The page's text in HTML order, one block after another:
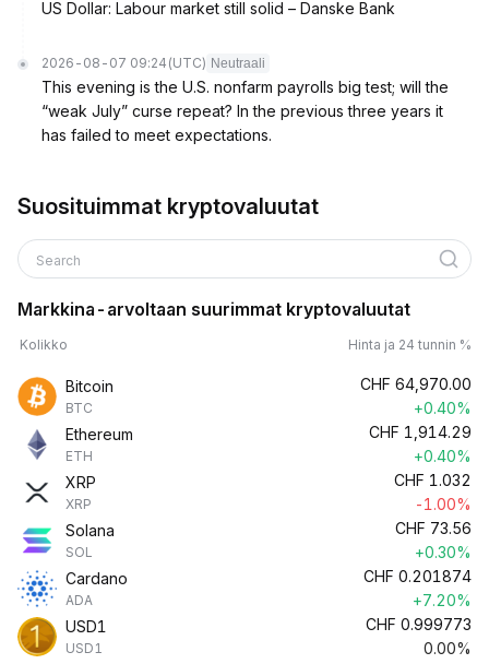
US Dollar: Labour market still solid – Danske Bank
2026-08-07 09:24 (UTC) Neutraali
This evening is the U.S. nonfarm payrolls big test; will the
“weak July” curse repeat? In the previous three years it
has failed to meet expectations.
Suosituimmat kryptovaluutat
Search
Markkina-arvoltaan suurimmat kryptovaluutat
Kolikko Hinta ja 24 tunnin %
Bitcoin
BTC
CHF 64,970.00
+0.40%
Ethereum
ETH
CHF 1,914.29
+0.40%
XRP
XRP
CHF 1.032
-1.00%
Solana
SOL
CHF 73.56
+0.30%
Cardano
ADA
CHF 0.201874
+7.20%
USD1
USD1
CHF 0.999773
0.00%